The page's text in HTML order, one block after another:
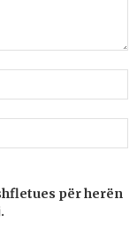
për herën